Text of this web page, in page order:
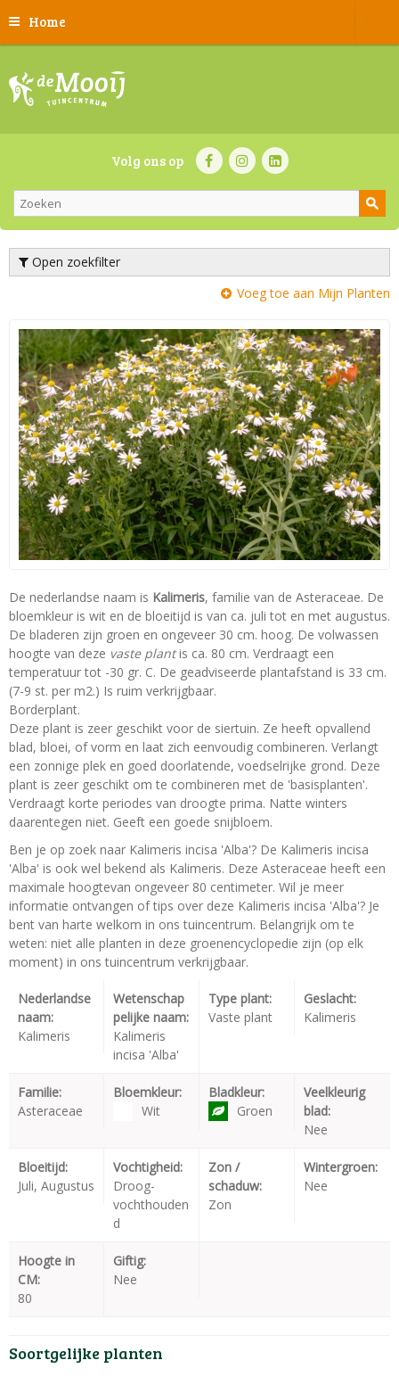
Home
Volg ons op
Open zoekfilter
Voeg toe aan Mijn Planten
De nederlandse naam is Kalimeris, familie van de Asteraceae. De
bloemkleur is wit en de bloeitijd is van ca. juli tot en met augustus.
De bladeren zijn groen en ongeveer 30 cm. hoog. De volwassen
hoogte van deze vaste plantis ca. 80 cm. Verdraagt een
temperatuur tot -30 gr. C. De geadviseerde plantafstand is 33 cm.
(7-9 st. per m2.) Is ruim verkrijgbaar.
Borderplant.
Deze plant is zeer geschikt voor de siertuin. Ze heeft opvallend
blad, bloei, of vorm en laat zich eenvoudig combineren. Verlangt
een zonnige plek en goed doorlatende, voedselrijke grond. Deze
plant is zeer geschikt om te combineren met de 'basisplanten'.
Verdraagt korte periodes van droogte prima. Natte winters
daarentegen niet. Geeft een goede snijbloem.
Ben je op zoek naar Kalimeris incisa 'Alba'? De Kalimeris incisa
'Alba' is ook wel bekend als Kalimeris. Deze Asteraceae heeft een
maximale hoogtevan ongeveer 80 centimeter. Wil je meer
informatie ontvangen of tips over deze Kalimeris incisa 'Alba'? Je
bent van harte welkom in ons tuincentrum. Belangrijk om te
weten: niet alle planten in deze groenencyclopedie zijn (op elk
moment) in ons tuincentrum verkrijgbaar.
Nederlandse
naam:
Kalimeris
Wetenschap
pelijke naam:
Kalimeris
incisa 'Alba'
Type plant:
Vaste plant
Geslacht:
Kalimeris
Familie:
Asteraceae
Bloemkleur:
Wit
Bladkleur:
Groen
Veelkleurig
blad:
Nee
Bloeitijd:
Juli, Augustus
Vochtigheid:
Droog-
vochthouden
d
Zon /
schaduw:
Zon
Wintergroen:
Nee
Hoogte in
CM:
80
Giftig:
Nee
Soortgelijke planten